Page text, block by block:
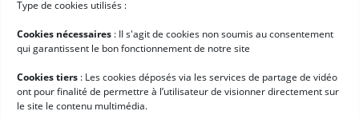
Type de cookies utilisés :
Cookies nécessaires : II s'agit de cookies non soumis au consentement
qui garantissent le bon fonctionnement de notre site
Cookies tiers : Les cookies déposés via les services de partage de vidéo
ont pour finalité de permettre à l’utilisateur de visionner directement sur
le site le contenu multimédia.
Appointment Scheduling
Entreprise